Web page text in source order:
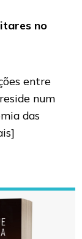
no
entre
num
das